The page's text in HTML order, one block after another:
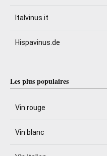
Italvinus.it
Hispavinus.de
Les plus populaires
Vin rouge
Vin blanc